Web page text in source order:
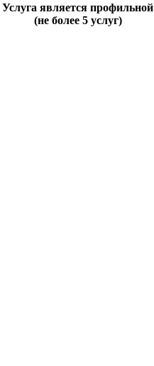
Услуга является профильной
(не более 5 услуг)